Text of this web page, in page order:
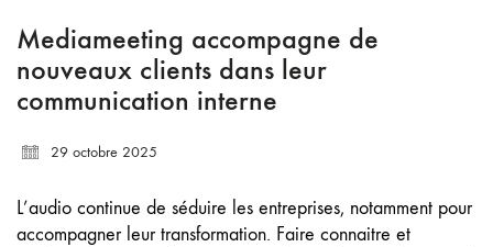
Mediameeting accompagne de
nouveaux clients dans leur
communication interne
29 octobre 2025
L’audio continue de séduire les entreprises, notamment pour
accompagner leur transformation. Faire connaitre et